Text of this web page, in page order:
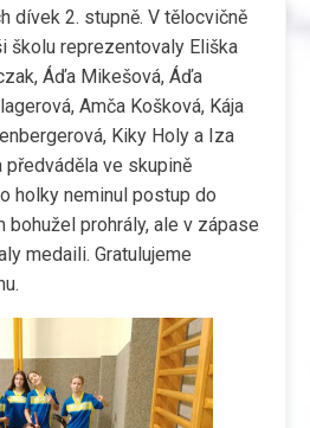
dívek 2. stupně. V tělocvičně
školu reprezentovaly Eliška
Áďa Mikešová, Áďa
Amča Košková, Kája
Kiky Holy a Iza
předváděla ve skupině
holky neminul postup do
bohužel prohrály, ale v zápase
medaili. Gratulujeme